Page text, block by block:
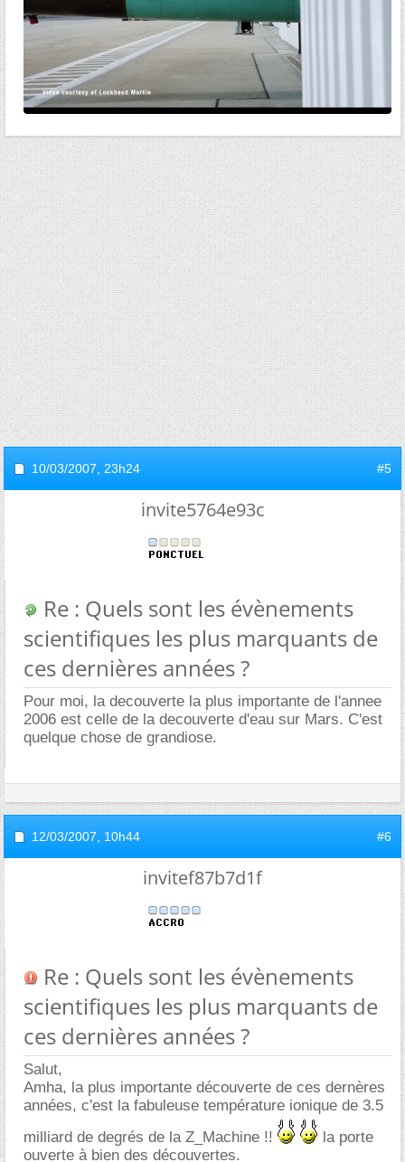
10/03/2007, 23h24 #5
invite5764e93c
Re : Quels sont les évènements
scientifiques les plus marquants de
ces dernières années ?
Pour moi, la decouverte la plus importante de l'annee
2006 est celle de la decouverte d'eau sur Mars. C'est
quelque chose de grandiose.
12/03/2007, 10h44 #6
invitef87b7d1f
Re : Quels sont les évènements
scientifiques les plus marquants de
ces dernières années ?
Salut,
Amha, la plus importante découverte de ces dernères
années, c'est la fabuleuse température ionique de 3.5
milliard de degrés de la Z_Machine !!
la porte
ouverte à bien des découvertes.